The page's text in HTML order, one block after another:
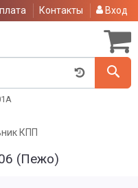
Контакты Вход
КПП
(Пежо)